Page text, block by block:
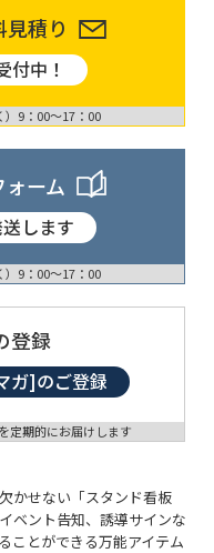
積り
付中！
）9：00〜17：00
ーム
します
）9：00〜17：00
登録
ガ]のご登録
定期的にお届けします
かせない「スタンド看板
ベント告知、誘導サインな
ことができる万能アイテム